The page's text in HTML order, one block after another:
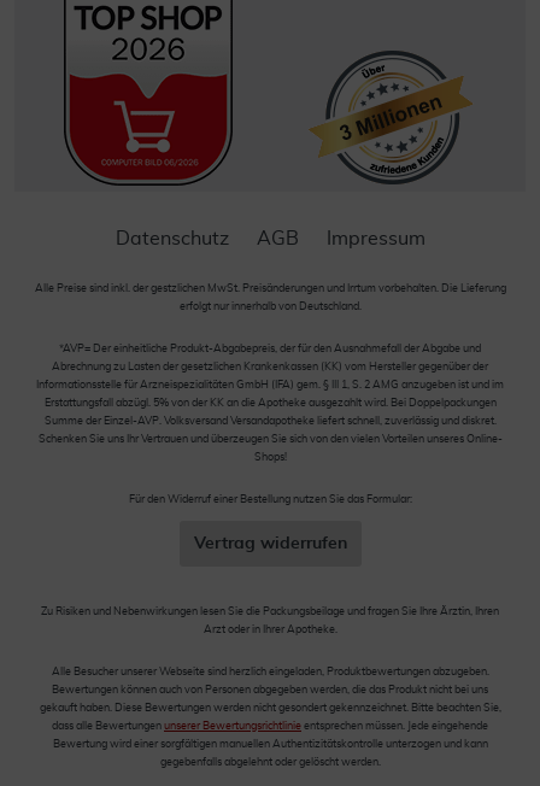
Datenschutz AGB Impressum
Alle Preise sind inkl. der gestzlichen MwSt. Preisänderungen und Irrtum vorbehalten. Die Lieferung
erfolgt nur innerhalb von Deutschland.
*AVP= Der einheitliche Produkt-Abgabepreis, der für den Ausnahmefall der Abgabe und
Abrechnung zu Lasten der gesetzlichen Krankenkassen (KK) vom Hersteller gegenüber der
Informationsstelle für Arzneispezialitäten GmbH (IFA) gem. § III 1, S. 2 AMG anzugeben ist und im
Erstattungsfall abzügl. 5% von der KK an die Apotheke ausgezahlt wird. Bei Doppelpackungen
Summe der Einzel-AVP. Volksversand Versandapotheke liefert schnell, zuverlässig und diskret.
Schenken Sie uns Ihr Vertrauen und überzeugen Sie sich von den vielen Vorteilen unseres Online-
Shops!
Für den Widerruf einer Bestellung nutzen Sie das Formular:
Vertrag widerrufen
Zu Risiken und Nebenwirkungen lesen Sie die Packungsbeilage und fragen Sie Ihre Ärztin, Ihren
Arzt oder in Ihrer Apotheke.
Alle Besucher unserer Webseite sind herzlich eingeladen, Produktbewertungen abzugeben.
Bewertungen können auch von Personen abgegeben werden, die das Produkt nicht bei uns
gekauft haben. Diese Bewertungen werden nicht gesondert gekennzeichnet. Bitte beachten Sie,
dass alle Bewertungen unserer Bewertungsrichtlinie entsprechen müssen. Jede eingehende
Bewertung wird einer sorgfältigen manuellen Authentizitätskontrolle unterzogen und kann
gegebenfalls abgelehnt oder gelöscht werden.